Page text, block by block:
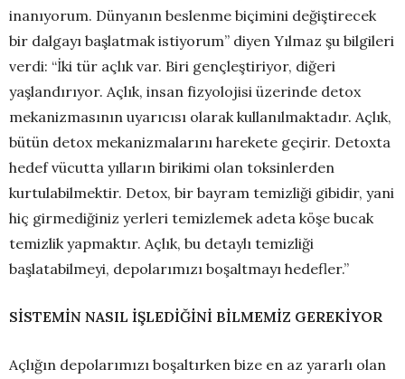
inanıyorum. Dünyanın beslenme biçimini değiştirecek
bir dalgayı başlatmak istiyorum” diyen Yılmaz şu bilgileri
verdi: “İki tür açlık var. Biri gençleştiriyor, diğeri
yaşlandırıyor. Açlık, insan fizyolojisi üzerinde detox
mekanizmasının uyarıcısı olarak kullanılmaktadır. Açlık,
bütün detox mekanizmalarını harekete geçirir. Detoxta
hedef vücutta yılların birikimi olan toksinlerden
kurtulabilmektir. Detox, bir bayram temizliği gibidir, yani
hiç girmediğiniz yerleri temizlemek adeta köşe bucak
temizlik yapmaktır. Açlık, bu detaylı temizliği
başlatabilmeyi, depolarımızı boşaltmayı hedefler.”
SİSTEMİN NASIL İŞLEDİĞİNİ BİLMEMİZ GEREKİYOR
Açlığın depolarımızı boşaltırken bize en az yararlı olan